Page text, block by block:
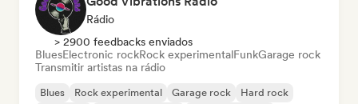
Rádio
> 2900 feedbacks enviados
BluesElectronic rockRock experimentalFunkGarage rock
Transmitir artistas na rádio
Blues Rock experimental Garage rock
Hard rock